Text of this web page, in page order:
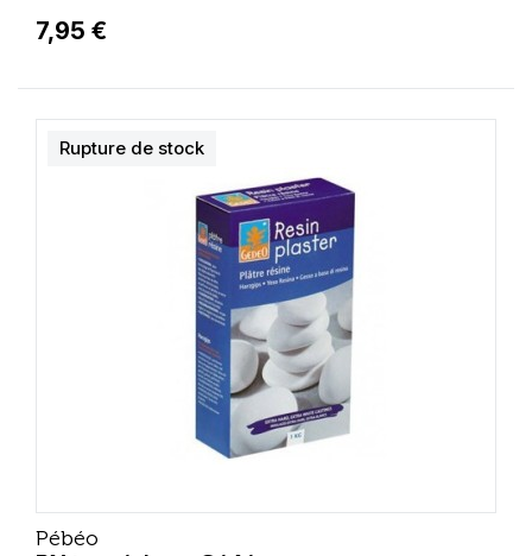
7,95 €
Pébéo
Rupture de stock